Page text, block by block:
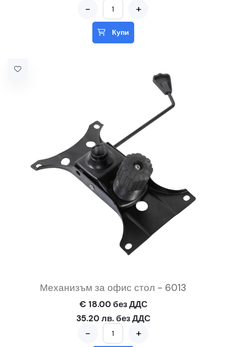
- +
Купи
Механизъм за офис стол - 6013
€ 18.00 без ДДС
35.20 лв. без ДДС
- +